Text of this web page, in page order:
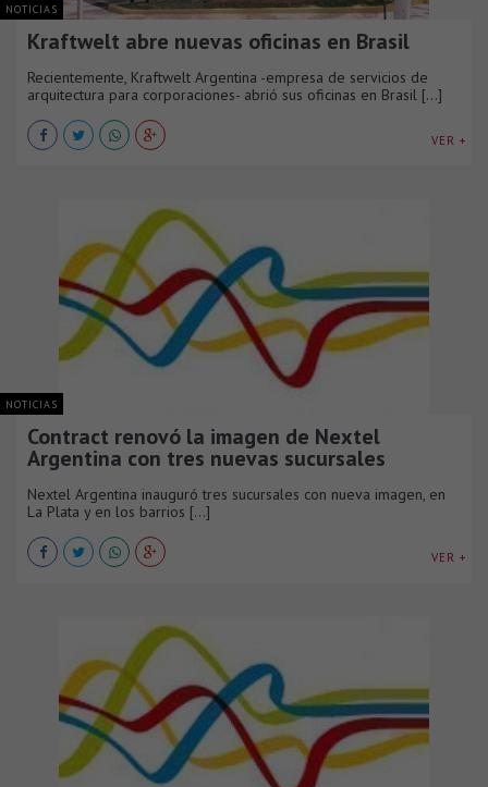
NOTICIAS
Kraftwelt abre nuevas oficinas en Brasil
Recientemente, Kraftwelt Argentina -empresa de servicios de
arquitectura para corporaciones- abrió sus oficinas en Brasil [...]
VER +
NOTICIAS
Contract renovó la imagen de Nextel
Argentina con tres nuevas sucursales
Nextel Argentina inauguró tres sucursales con nueva imagen, en
La Plata y en los barrios [...]
VER +